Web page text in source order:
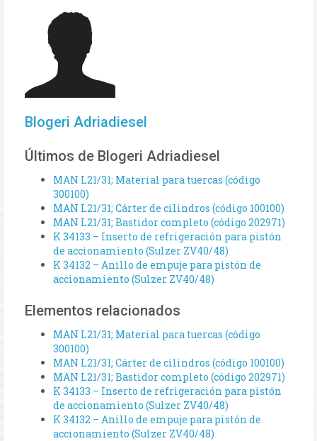
Blogeri Adriadiesel
Últimos de Blogeri Adriadiesel
MAN L21/31; Material para tuercas (código
300100)
MAN L21/31; Cárter de cilindros (código 100100)
MAN L21/31; Bastidor completo (código 202971)
K 34133 – Inserto de refrigeración para pistón
de accionamiento (Sulzer ZV40/48)
K 34132 – Anillo de empuje para pistón de
accionamiento (Sulzer ZV40/48)
Elementos relacionados
MAN L21/31; Material para tuercas (código
300100)
MAN L21/31; Cárter de cilindros (código 100100)
MAN L21/31; Bastidor completo (código 202971)
K 34133 – Inserto de refrigeración para pistón
de accionamiento (Sulzer ZV40/48)
K 34132 – Anillo de empuje para pistón de
accionamiento (Sulzer ZV40/48)